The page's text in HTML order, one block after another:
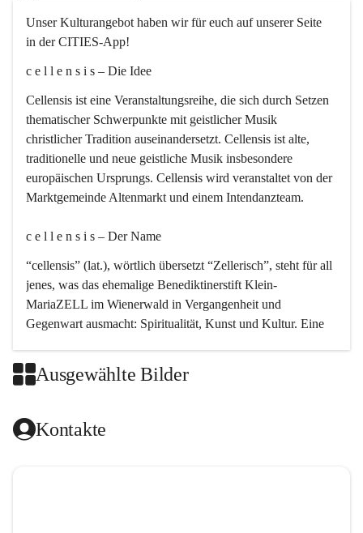
Unser Kulturangebot haben wir für euch auf unserer Seite
in der CITIES-App!
c e l l e n s i s – Die Idee
Cellensis ist eine Veranstaltungsreihe, die sich durch Setzen
thematischer Schwerpunkte mit geistlicher Musik
christlicher Tradition auseinandersetzt. Cellensis ist alte,
traditionelle und neue geistliche Musik insbesondere
europäischen Ursprungs. Cellensis wird veranstaltet von der
Marktgemeinde Altenmarkt und einem Intendanzteam.
c e l l e n s i s – Der Name
“cellensis” (lat.), wörtlich übersetzt “Zellerisch”, steht für all
jenes, was das ehemalige Benediktinerstift Klein-
MariaZELL im Wienerwald in Vergangenheit und
Gegenwart ausmacht: Spiritualität, Kunst und Kultur. Eine
Kirchenmusik, dem kunstvollen Lob Gottes.
Das kirchenmusikalische Festival Cellensis wird seit dem
Ausgewählte Bilder
Kontakte